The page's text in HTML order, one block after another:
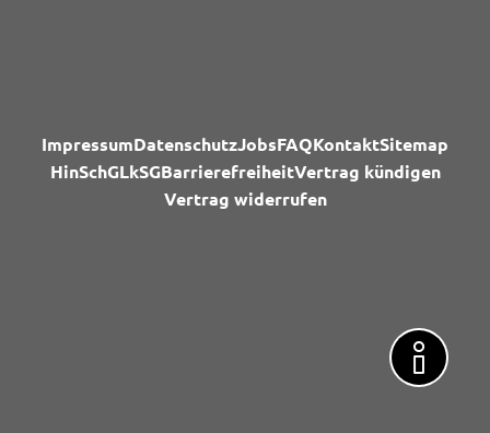
ImpressumDatenschutzJobsFAQKontaktSitemap
HinSchGLkSGBarrierefreiheitVertrag kündigen
Vertrag widerrufen